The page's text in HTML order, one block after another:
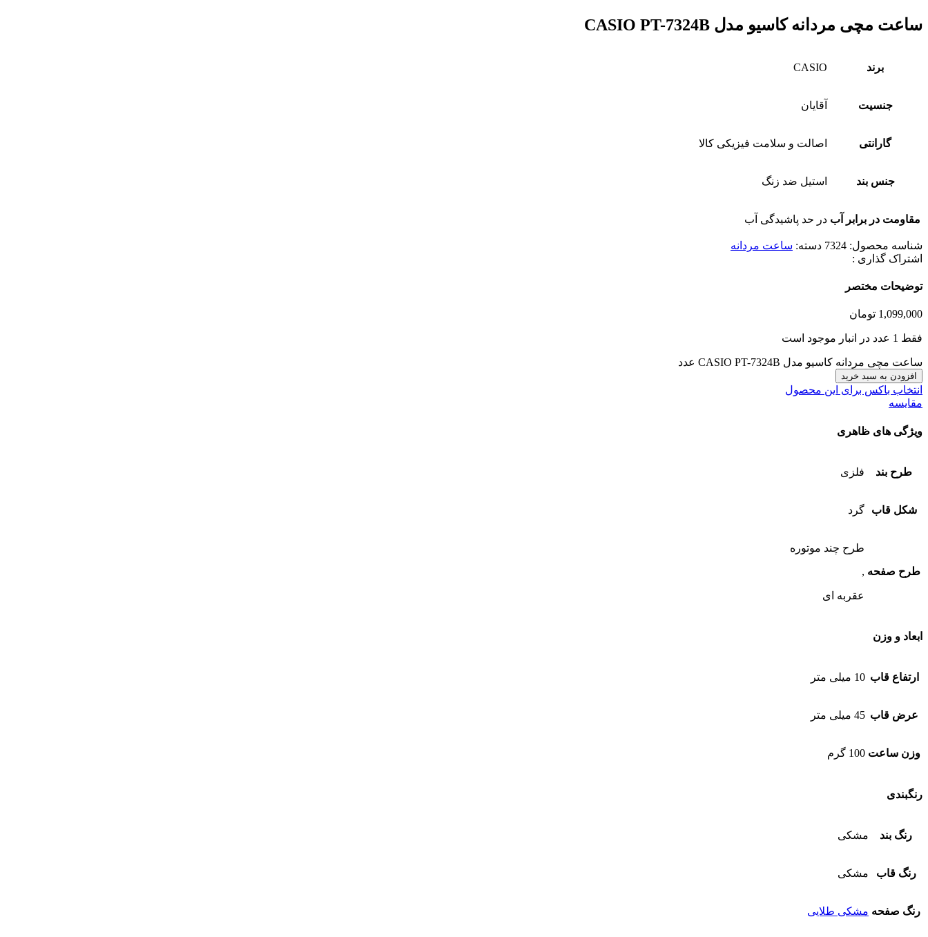
ساعت مچی مردانه کاسیو مدل CASIO PT-7324B
برند CASIO
جنسیت آقایان
گارانتی اصالت و سلامت فیزیکی کالا
جنس بند استیل ضد زنگ
مقاومت در برابر آب در حد پاشیدگی آب
شناسه محصول: 7324 دسته: ساعت مردانه
اشتراک گذاری :
توضیحات مختصر
1,099,000 تومان
فقط 1 عدد در انبار موجود است
ساعت مچی مردانه کاسیو مدل CASIO PT-7324B عدد
افزودن به سبد خرید
انتخاب باکس برای این محصول
مقایسه
ویژگی های ظاهری
طرح بند فلزی
شکل قاب گرد
طرح صفحه
طرح چند موتوره
,
عقربه ای
ابعاد و وزن
ارتفاع قاب 10 میلی متر
عرض قاب 45 میلی متر
وزن ساعت 100 گرم
رنگبندی
رنگ بند مشکی
رنگ قاب مشکی
رنگ صفحه مشکی طلایی